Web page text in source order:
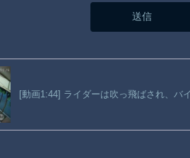
[動画1:44] ライダーは吹っ飛ばされ、バ